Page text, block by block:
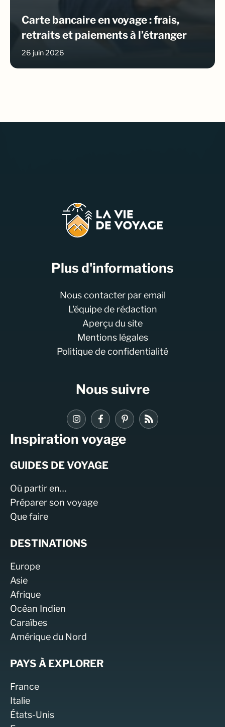
Carte bancaire en voyage : frais,
retraits et paiements à l’étranger
26 juin 2026
Plus d'informations
Nous contacter par email
L'équipe de rédaction
Aperçu du site
Mentions légales
Politique de confidentialité
Nous suivre
Inspiration voyage
GUIDES DE VOYAGE
Où partir en…
Préparer son voyage
Que faire
DESTINATIONS
Europe
Asie
Afrique
Océan Indien
Caraïbes
Amérique du Nord
PAYS À EXPLORER
France
Italie
États-Unis